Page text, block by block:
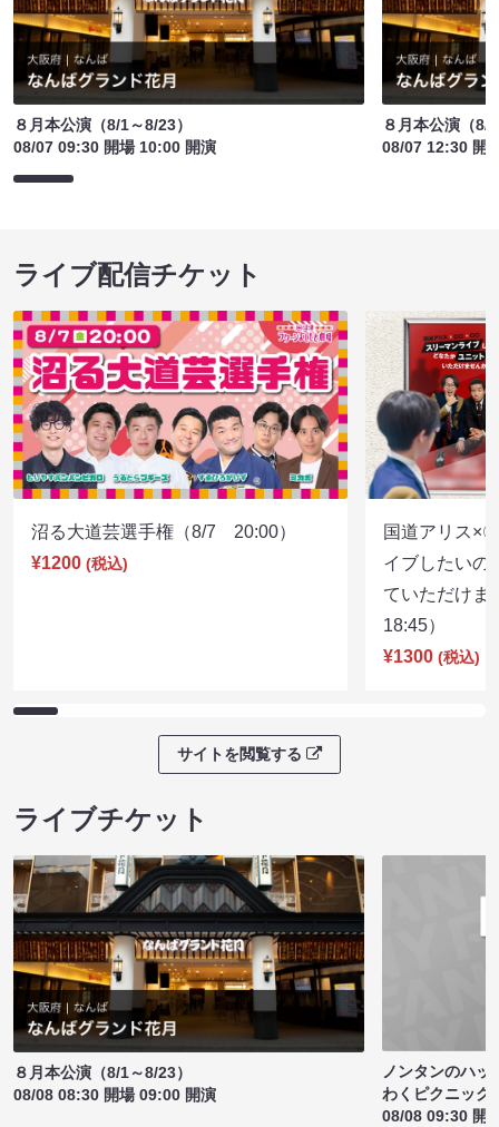
８月本公演（8/1～8/23）
08/07 09:30 開場 10:00 開演
８月本公演（8/
08/07 12:30 開
ライブ配信チケット
沼る大道芸選手権（8/7 20:00）
¥1200 (税込)
国道アリス×
イブしたいの
ていただけ
18:45）
¥1300 (税込)
サイトを閲覧する
ライブチケット
８月本公演（8/1～8/23）
08/08 08:30 開場 09:00 開演
ノンタンのハッ
わくピクニック
08/08 09:30 開